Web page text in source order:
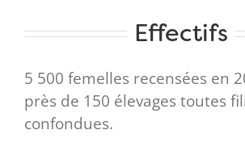
Effectifs
5 500 femelles recensées en
près de 150 élevages toutes
confondues.